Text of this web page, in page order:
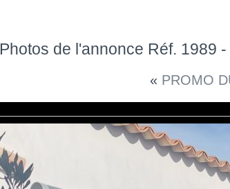
Photos de l'annonce Réf. 1989
« PROMO